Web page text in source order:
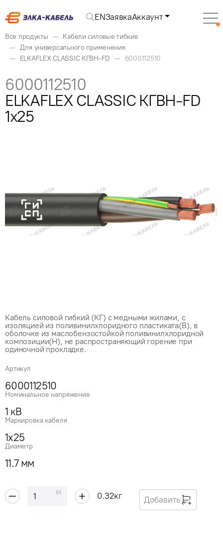
ENЗаявкаАккаунт
Все продукты
Кабели силовые гибкие
Для универсального применения
ELKAFLEX CLASSIC КГВН-FD
6000112510
Кабель силовой гибкий (КГ) с медными жилами, с
изоляцией из поливинилхлоридного пластиката(В), в
оболочке из маслобензостойкой поливинилхлоридной
композиции(Н), не распространяющий горение при
одиночной прокладке.
Артикул
6000112510
Номинальное напряжение
1 кВ
Маркировка кабеля
1x25
Диаметр
11.7 мм
м 0.32кг Добавить
6000112510
ELKAFLEX CLASSIC КГВН-FD
1x25